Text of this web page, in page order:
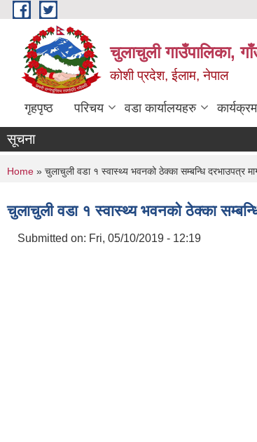
Skip to main content
चुलाचुली गाउँपालिका,
कोशी प्रदेश, ईलाम, नेपाल
गृहपृष्ठ परिचय वडा कार्यालयहरु
सूचना
You are here
Home » चुलाचुली वडा १ स्वास्थ्य भवनको ठेक्का सम्बन्धि दरभाउपत्र
चुलाचुली वडा १ स्वास्थ्य भवनको ठेक्का
Submitted on: Fri, 05/10/2019 - 12:19